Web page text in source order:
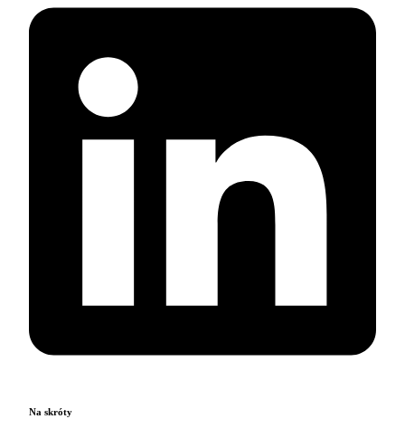
Na skróty